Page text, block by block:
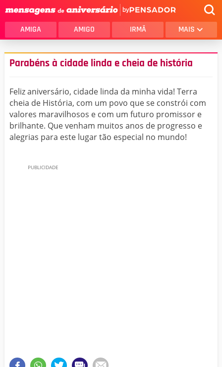
by
AMIGA AMIGO IRMÃ MAIS
Parabéns à cidade linda e cheia de história
Feliz aniversário, cidade linda da minha vida! Terra
cheia de História, com um povo que se constrói com
valores maravilhosos e com um futuro promissor e
brilhante. Que venham muitos anos de progresso e
alegrias para este lugar tão especial no mundo!